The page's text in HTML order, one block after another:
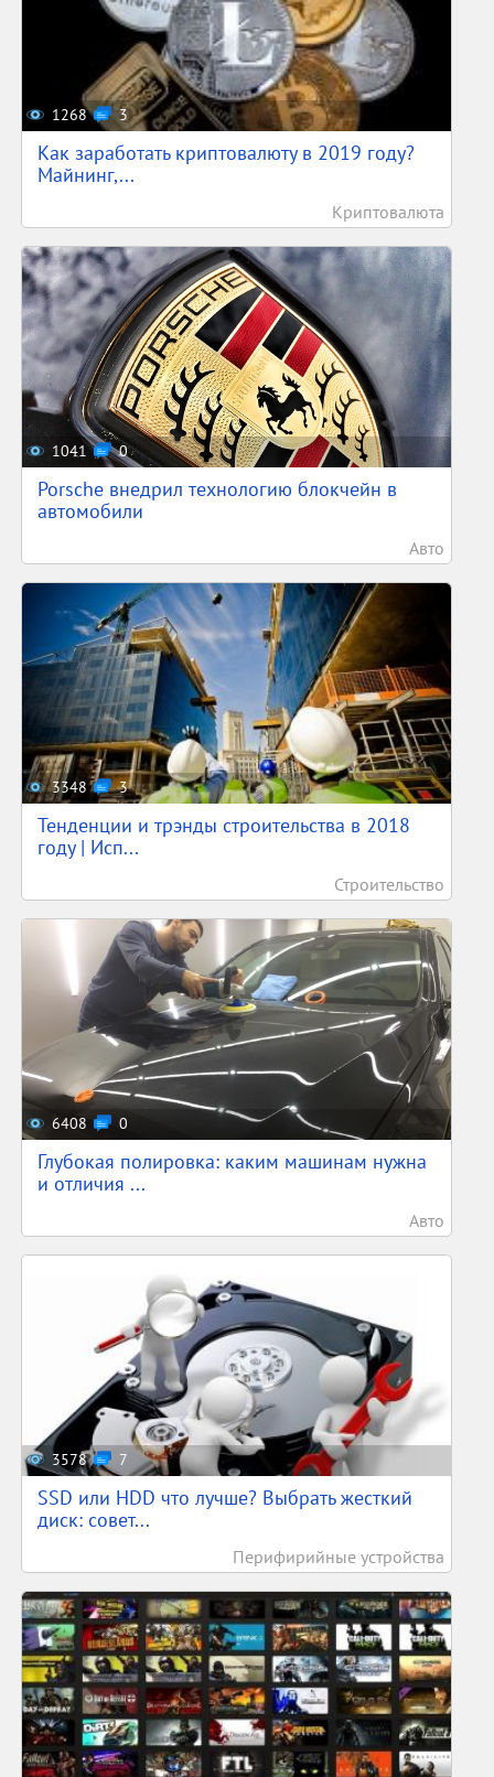
1268 3
Как заработать криптовалюту в 2019 году?
Майнинг,...
Криптовалюта
1041 0
Porsche внедрил технологию блокчейн в
автомобили
Авто
3348 3
Тенденции и трэнды строительства в 2018
году | Исп...
Строительство
6408 0
Глубокая полировка: каким машинам нужна
и отличия ...
Авто
3578 7
SSD или HDD что лучше? Выбрать жесткий
диск: совет...
Перифирийные устройства